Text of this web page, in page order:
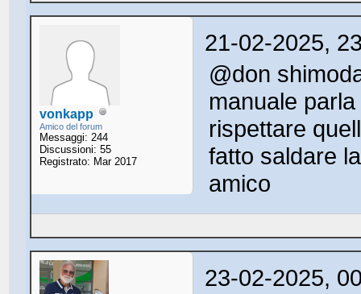
vonkapp
Amico del forum
Messaggi: 244
Discussioni: 55
Registrato: Mar 2017
21-02-2025,
@don
manuale
rispettare
fatto saldare
amico
23-02-2025,